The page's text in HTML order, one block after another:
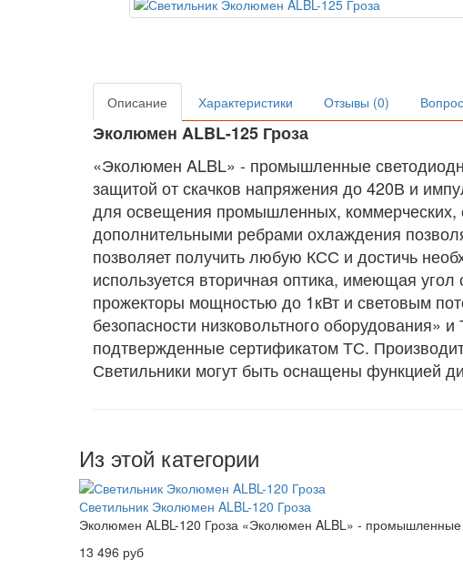
Описание Характеристики Отзывы (0)
Эколюмен ALBL-125 Гроза
«Эколюмен ALBL» - промышленные
защитой от скачков напряжения до 420В и
для освещения промышленных, коммерческих,
дополнительными ребрами охлаждения
позволяет получить любую КСС и достичь
используется вторичная оптика, имеющая
прожекторы мощностью до 1кВт и световым
безопасности низковольтного оборудования»
подтвержденные сертификатом ТС.
Светильники могут быть оснащены функцией
Из этой категории
Светильник Эколюмен ALBL-120 Гроза
Эколюмен ALBL-120 Гроза «Эколюмен ALBL» - промышленные
13 496 руб